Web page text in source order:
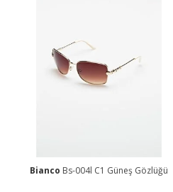
Bianco Bs-004l C1 Güneş Gözlüğü